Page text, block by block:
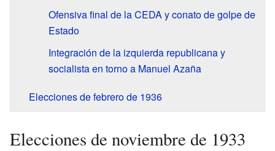
Ofensiva final de la CEDA y conato de golpe de
Estado
Integración de la izquierda republicana y
socialista en torno a Manuel Azaña
Elecciones de febrero de 1936
Elecciones de noviembre de 1933